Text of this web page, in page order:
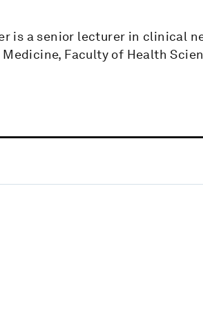
is a senior lecturer in clinical
Faculty of Health